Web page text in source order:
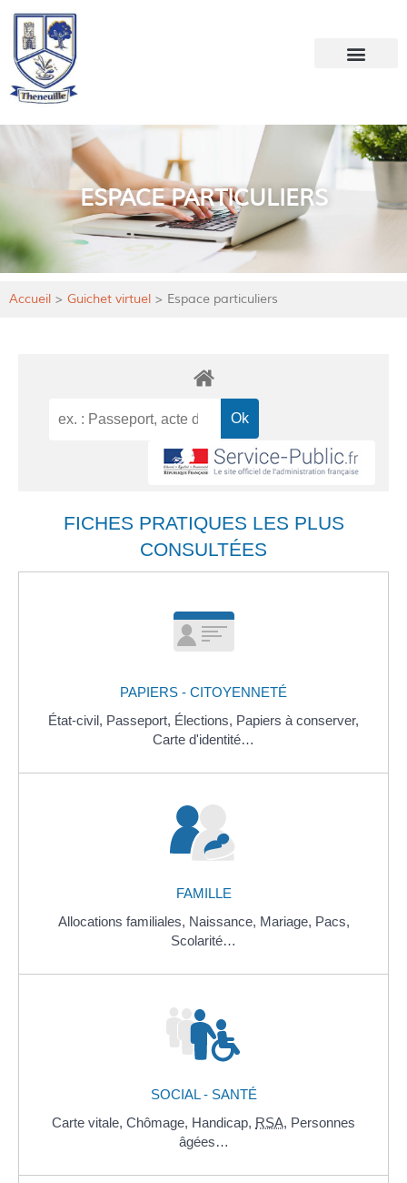
ESPACE PARTICULIERS
Accueil > Guichet virtuel > Espace particuliers
FICHES PRATIQUES LES PLUS
CONSULTÉES
PAPIERS - CITOYENNETÉ
État-civil, Passeport, Élections, Papiers à conserver,
Carte d'identité…
FAMILLE
Allocations familiales, Naissance, Mariage, Pacs,
Scolarité…
SOCIAL - SANTÉ
Carte vitale, Chômage, Handicap, RSA, Personnes
âgées…